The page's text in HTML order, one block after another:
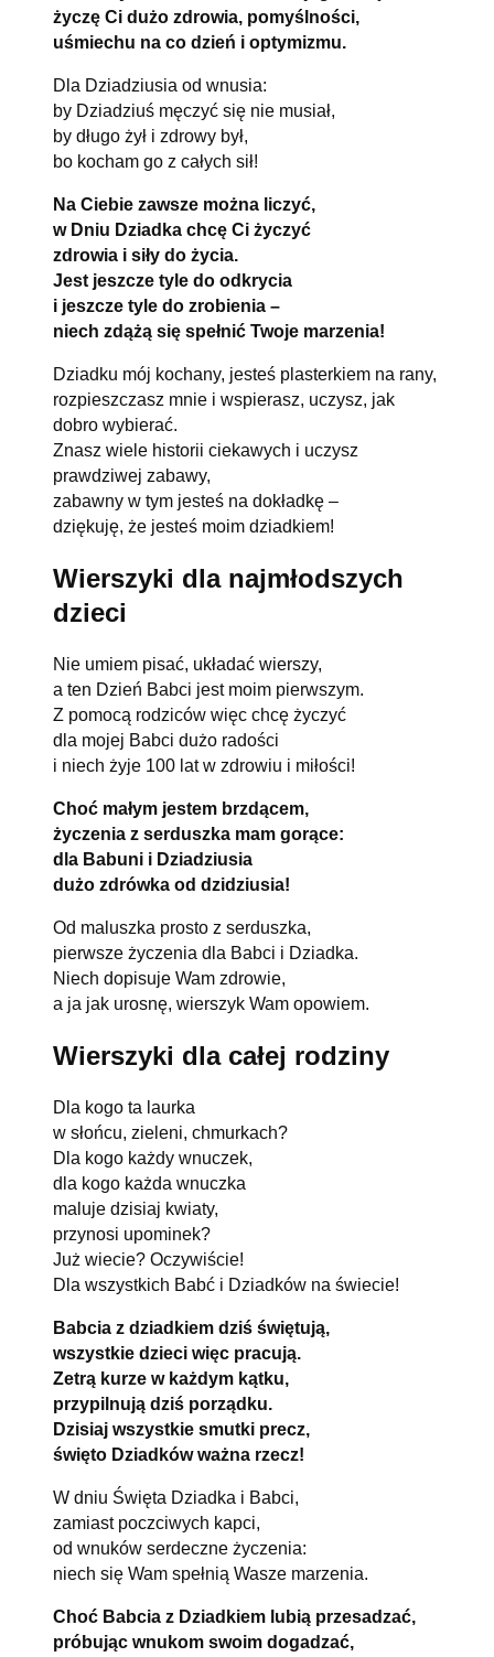
życzę Ci dużo zdrowia, pomyślności,
uśmiechu na co dzień i optymizmu.
Dla Dziadziusia od wnusia:
by Dziadziuś męczyć się nie musiał,
by długo żył i zdrowy był,
bo kocham go z całych sił!
Na Ciebie zawsze można liczyć,
w Dniu Dziadka chcę Ci życzyć
zdrowia i siły do życia.
Jest jeszcze tyle do odkrycia
i jeszcze tyle do zrobienia –
niech zdążą się spełnić Twoje marzenia!
Dziadku mój kochany, jesteś plasterkiem na rany,
rozpieszczasz mnie i wspierasz, uczysz, jak
dobro wybierać.
Znasz wiele historii ciekawych i uczysz
prawdziwej zabawy,
zabawny w tym jesteś na dokładkę –
dziękuję, że jesteś moim dziadkiem!
Wierszyki dla najmłodszych
dzieci
Nie umiem pisać, układać wierszy,
a ten Dzień Babci jest moim pierwszym.
Z pomocą rodziców więc chcę życzyć
dla mojej Babci dużo radości
i niech żyje 100 lat w zdrowiu i miłości!
Choć małym jestem brzdącem,
życzenia z serduszka mam gorące:
dla Babuni i Dziadziusia
dużo zdrówka od dzidziusia!
Od maluszka prosto z serduszka,
pierwsze życzenia dla Babci i Dziadka.
Niech dopisuje Wam zdrowie,
a ja jak urosnę, wierszyk Wam opowiem.
Wierszyki dla całej rodziny
Dla kogo ta laurka
w słońcu, zieleni, chmurkach?
Dla kogo każdy wnuczek,
dla kogo każda wnuczka
maluje dzisiaj kwiaty,
przynosi upominek?
Już wiecie? Oczywiście!
Dla wszystkich Babć i Dziadków na świecie!
Babcia z dziadkiem dziś świętują,
wszystkie dzieci więc pracują.
Zetrą kurze w każdym kątku,
przypilnują dziś porządku.
Dzisiaj wszystkie smutki precz,
święto Dziadków ważna rzecz!
W dniu Święta Dziadka i Babci,
zamiast poczciwych kapci,
od wnuków serdeczne życzenia:
niech się Wam spełnią Wasze marzenia.
Choć Babcia z Dziadkiem lubią przesadzać,
próbując wnukom swoim dogadzać,